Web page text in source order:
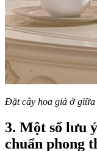
Đặt cây hoa giả ở giữa
3. Một số lưu
chuẩn phong